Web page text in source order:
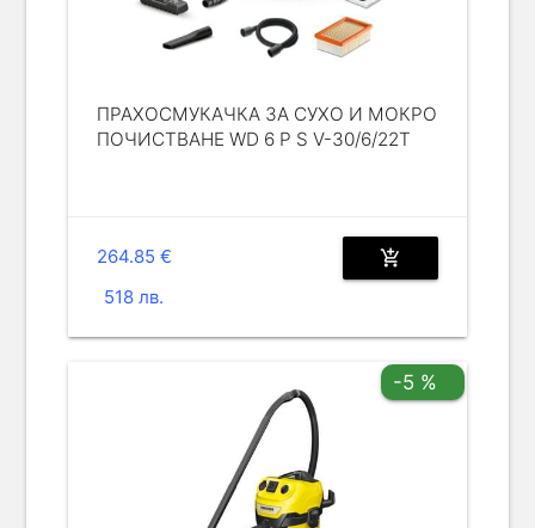
ПРАХОСМУКАЧКА ЗА СУХО И МОКРО
ПОЧИСТВАНЕ WD 6 P S V-30/6/22T
264.85 €
518 лв.
add_shopping_cart
-5 %